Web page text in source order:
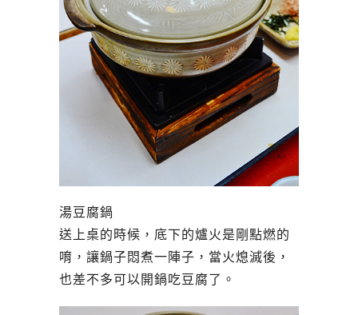
湯豆腐鍋
送上桌的時候，底下的爐火是剛點燃的
唷，讓鍋子悶煮一陣子，當火熄滅後，
也差不多可以開鍋吃豆腐了。